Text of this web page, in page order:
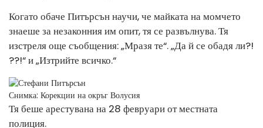
Когато обаче Питърсън научи, че майката на момчето
знаеше за незаконния им опит, тя се развълнува. Тя
изстреля още съобщения: „Мразя те“. „Да й се обадя ли?!
??!“ и „Изтрийте всичко.“
Снимка: Корекции на окръг Волусия
Тя беше арестувана на 28 февруари от местната
полиция.